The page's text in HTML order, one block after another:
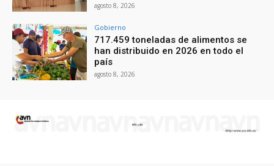
agosto 8, 2026
Gobierno
717.459 toneladas de alimentos se
han distribuido en 2026 en todo el
país
agosto 8, 2026